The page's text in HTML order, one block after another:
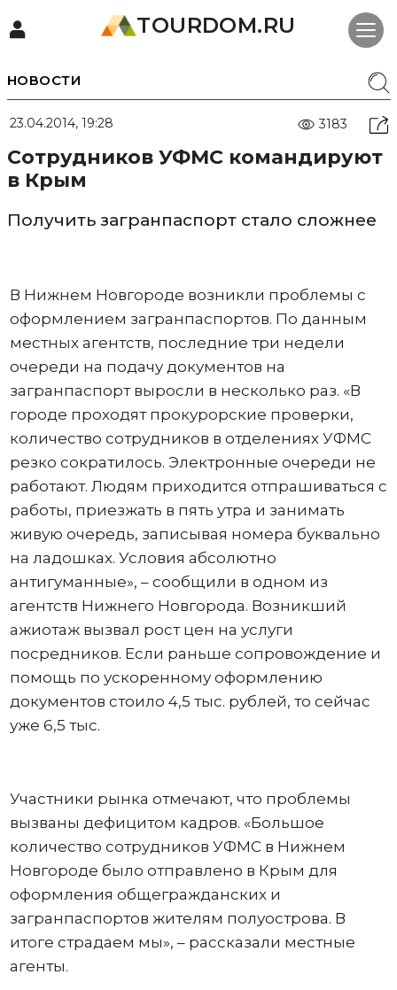
TOURDOM.RU
НОВОСТИ
23.04.2014, 19:28 3183
Сотрудников УФМС командируют
в Крым
Получить загранпаспорт стало сложнее
В Нижнем Новгороде возникли проблемы с
оформлением загранпаспортов. По данным
местных агентств, последние три недели
очереди на подачу документов на
загранпаспорт выросли в несколько раз. «В
городе проходят прокурорские проверки,
количество сотрудников в отделениях УФМС
резко сократилось. Электронные очереди не
работают. Людям приходится отпрашиваться с
работы, приезжать в пять утра и занимать
живую очередь, записывая номера буквально
на ладошках. Условия абсолютно
антигуманные», – сообщили в одном из
агентств Нижнего Новгорода. Возникший
ажиотаж вызвал рост цен на услуги
посредников. Если раньше сопровождение и
помощь по ускоренному оформлению
документов стоило 4,5 тыс. рублей, то сейчас
уже 6,5 тыс.
Участники рынка отмечают, что проблемы
вызваны дефицитом кадров. «Большое
количество сотрудников УФМС в Нижнем
Новгороде было отправлено в Крым для
оформления общегражданских и
загранпаспортов жителям полуострова. В
итоге страдаем мы», – рассказали местные
агенты.